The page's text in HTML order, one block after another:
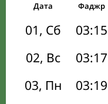
Дата Фаджр
01, Сб 03:15
02, Вс
03:17
03, Пн
03:19